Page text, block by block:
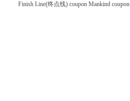
Finish Line(终点线) coupon Mankind coupon